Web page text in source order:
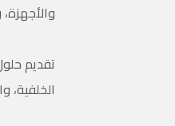
تقديم
الخلفية،